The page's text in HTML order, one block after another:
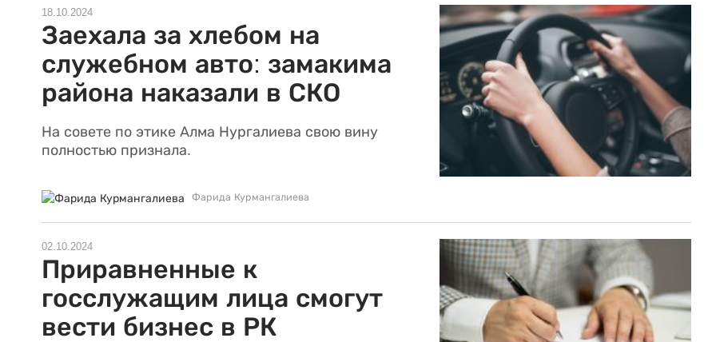
18.10.2024
Заехала за хлебом на
служебном авто: замакима
района наказали в СКО
На совете по этике Алма Нургалиева свою вину
полностью признала.
Фарида Курмангалиева
02.10.2024
Приравненные к
госслужащим лица смогут
вести бизнес в РК